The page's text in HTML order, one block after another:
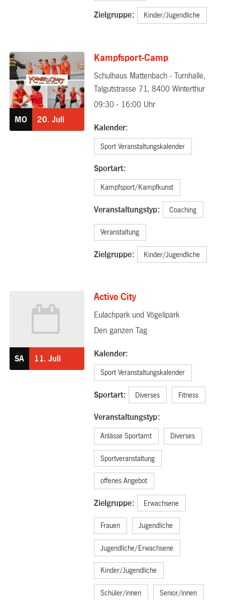
Zielgruppe: Kinder/Jugendliche
MO 20. Juli
Kampfsport-Camp
Schulhaus Mattenbach - Turnhalle,
Talgutstrasse 71, 8400 Winterthur
09:30 - 16:00 Uhr
Kalender:
Sport Veranstaltungskalender
Sportart:
Kampfsport/Kampfkunst
Veranstaltungstyp: Coaching
Veranstaltung
Zielgruppe: Kinder/Jugendliche
SA 11. Juli
Active City
Eulachpark und Vögelipark
Den ganzen Tag
Kalender:
Sport Veranstaltungskalender
Sportart: Diverses Fitness
Veranstaltungstyp:
Anlässe Sportamt Diverses
Sportveranstaltung
offenes Angebot
Zielgruppe: Erwachsene
Frauen Jugendliche
Jugendliche/Erwachsene
Kinder/Jugendliche
Schüler/innen Senior/innen